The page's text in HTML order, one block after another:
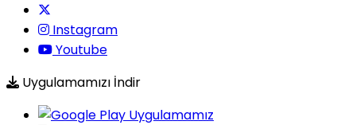
Instagram
Youtube
Uygulamamızı İndir